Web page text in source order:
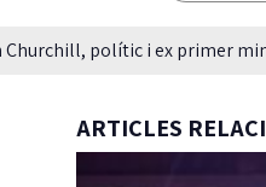
polític i ex primer
ARTICLES